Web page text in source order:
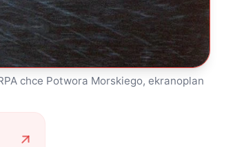
chce Potwora Morskiego, ekranoplan